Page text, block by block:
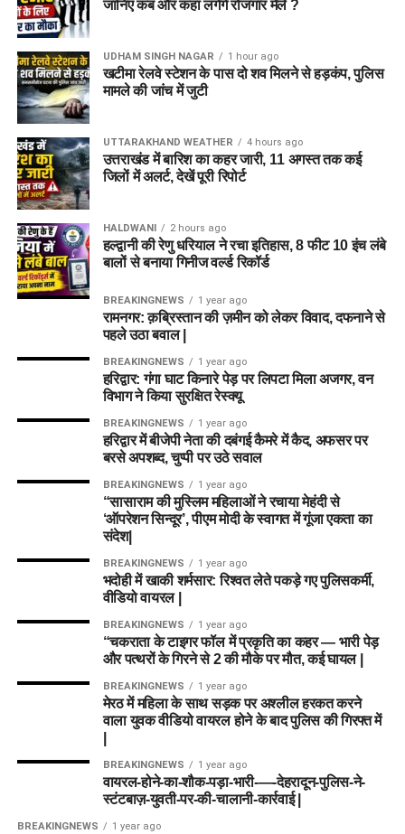
जानिए कब और कहां लगेंगे रोजगार मेले ?
UDHAM SINGH NAGAR 1 hour ago
खटीमा रेलवे स्टेशन के पास दो शव मिलने से हड़कंप, पुलिस
मामले की जांच में जुटी
UTTARAKHAND WEATHER 4 hours ago
उत्तराखंड में बारिश का कहर जारी, 11 अगस्त तक कई
जिलों में अलर्ट, देखें पूरी रिपोर्ट
HALDWANI 2 hours ago
हल्द्वानी की रेणु धरियाल ने रचा इतिहास, 8 फीट 10 इंच लंबे
बालों से बनाया गिनीज वर्ल्ड रिकॉर्ड
BREAKINGNEWS 1 year ago
रामनगर: क़ब्रिस्तान की ज़मीन को लेकर विवाद, दफनाने से
पहले उठा बवाल |
BREAKINGNEWS 1 year ago
हरिद्वार: गंगा घाट किनारे पेड़ पर लिपटा मिला अजगर, वन
विभाग ने किया सुरक्षित रेस्क्यू
BREAKINGNEWS 1 year ago
हरिद्वार में बीजेपी नेता की दबंगई कैमरे में कैद, अफसर पर
बरसे अपशब्द, चुप्पी पर उठे सवाल
BREAKINGNEWS 1 year ago
“सासाराम की मुस्लिम महिलाओं ने रचाया मेहंदी से
‘ऑपरेशन सिन्दूर’, पीएम मोदी के स्वागत में गूंजा एकता का
संदेश|
BREAKINGNEWS 1 year ago
भदोही में खाकी शर्मसार: रिश्वत लेते पकड़े गए पुलिसकर्मी,
वीडियो वायरल |
BREAKINGNEWS 1 year ago
“चकराता के टाइगर फॉल में प्रकृति का कहर — भारी पेड़
और पत्थरों के गिरने से 2 की मौके पर मौत, कई घायल |
BREAKINGNEWS 1 year ago
मेरठ में महिला के साथ सड़क पर अश्लील हरकत करने
वाला युवक वीडियो वायरल होने के बाद पुलिस की गिरफ्त में
BREAKINGNEWS 1 year ago
वायरल-होने-का-शौक-पड़ा-भारी-—-देहरादून-पुलिस-ने-
स्टंटबाज़-युवती-पर-की-चालानी-कार्रवाई |
BREAKINGNEWS 1 year ago